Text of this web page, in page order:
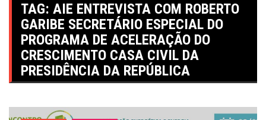
TAG: AIE ENTREVISTA COM ROBERTO
GARIBE SECRETÁRIO ESPECIAL DO
PROGRAMA DE ACELERAÇÃO DO
CRESCIMENTO CASA CIVIL DA
PRESIDÊNCIA DA REPÚBLICA